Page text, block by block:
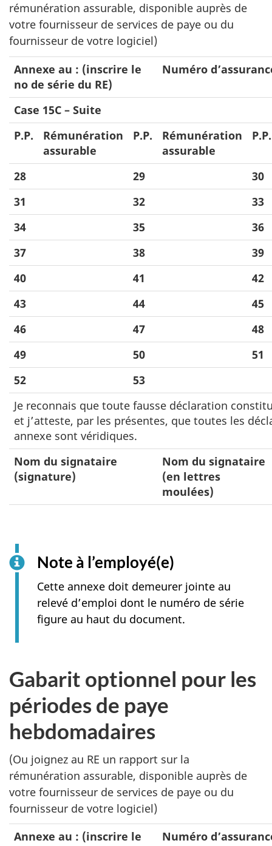
rémunération assurable, disponible auprès de
votre fournisseur de services de paye ou du
fournisseur de votre logiciel)
Annexe au : (inscrire le
no de série du RE)
Numéro
Case 15C – Suite
P.P.
Rémunération
assurable
P.P.
Rémunération
assurable
P.P.
28 29
30
31
32
33
34
35
36
37
38
39
40
41
42
43
44
45
46
47
48
49
50
51
52
53
Je reconnais que toute fausse déclaration
et j’atteste, par les présentes, que toutes les
annexe sont véridiques.
Nom du signataire
(signature)
Nom du signataire
(en lettres
moulées)
Note à l’employé(e)
Cette annexe doit demeurer jointe au
relevé d’emploi dont le numéro de série
figure au haut du document.
Gabarit optionnel pour les
périodes de paye
hebdomadaires
(Ou joignez au RE un rapport sur la
rémunération assurable, disponible auprès de
votre fournisseur de services de paye ou du
fournisseur de votre logiciel)
Annexe au : (inscrire le
Numéro